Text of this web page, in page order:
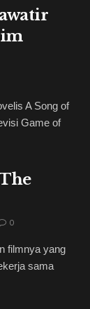
A Song of
Game of
0
filmnya yang
sama